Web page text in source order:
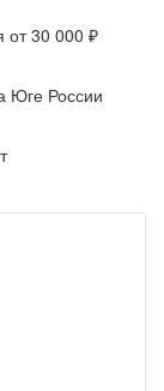
от 30 000 ₽
Юге России